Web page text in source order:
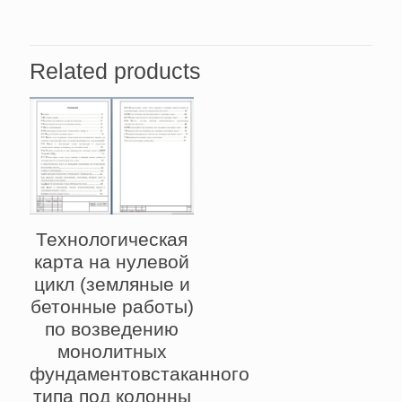
Related products
Технологическая
карта на нулевой
цикл (земляные и
бетонные работы)
по возведению
монолитных
фундаментовстаканного
типа под колонны